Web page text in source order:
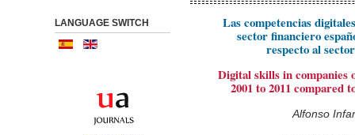
Las competencias
sector financiero
respecto al
Digital skills in companies
2001 to 2011 compared
Alfonso
LANGUAGE SWITCH